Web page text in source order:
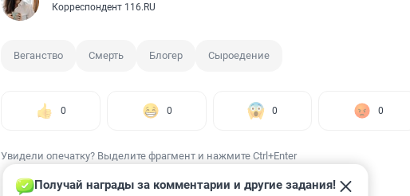
Корреспондент 116.RU
Веганство Смерть Блогер Сыроедение
0 0 0 0
Увидели опечатку? Выделите фрагмент и нажмите Ctrl+Enter
Получай награды за комментарии и другие задания!